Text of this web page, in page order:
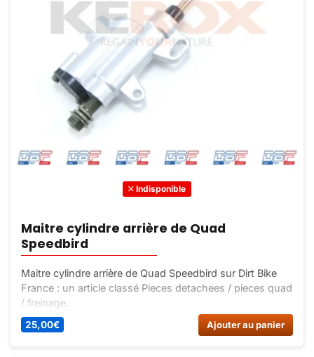
Indisponible
Maitre cylindre arrière de Quad
Speedbird
Maitre cylindre arrière de Quad Speedbird sur Dirt Bike
France : un article classé Pieces detachees / pieces quad
/ freinage.
25,00€ Ajouter au panier